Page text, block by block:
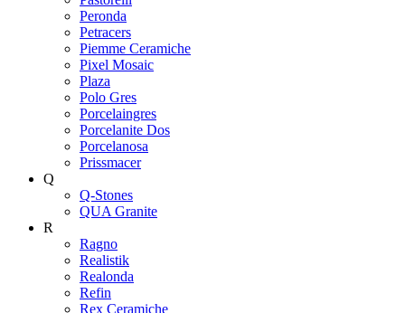
Peronda
Petracers
Piemme Ceramiche
Pixel Mosaic
Plaza
Polo Gres
Porcelaingres
Porcelanite Dos
Porcelanosa
Prissmacer
Q
Q-Stones
QUA Granite
R
Ragno
Realistik
Realonda
Refin
Rex Ceramiche